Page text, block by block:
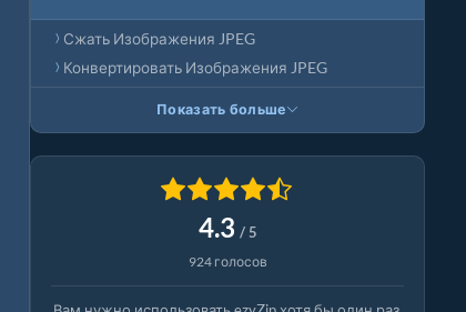
Сжать Изображения JPEG
Конвертировать Изображения JPEG
Показать больше
4.3 / 5
924 голосов